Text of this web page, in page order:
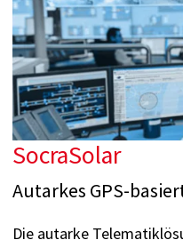
SocraSolar
Autarkes GPS-
Die autarke